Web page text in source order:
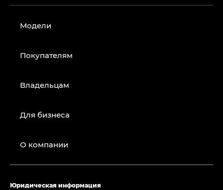
Модели
Покупателям
Владельцам
Для бизнеса
О компании
Юридическая информация